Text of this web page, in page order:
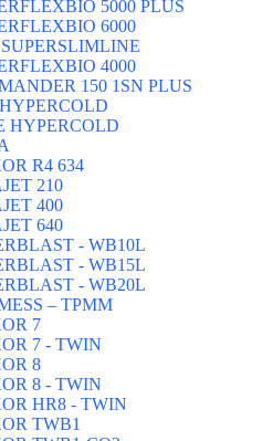
5000 PLUS
6000
4000
150 1SN PLUS
HYPERCOLD
R4 634
210
400
640
- WB10L
- WB15L
- WB20L
– TPMM
7
7 - TWIN
8
8 - TWIN
HR8 - TWIN
TWB1